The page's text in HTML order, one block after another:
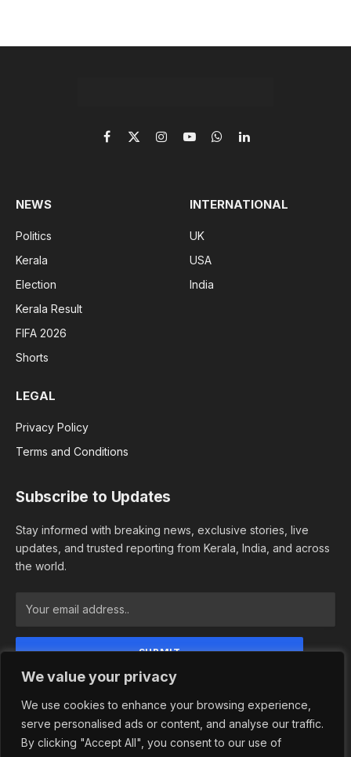
We value your privacy
We use cookies to enhance your browsing experience,
serve personalised ads or content, and analyse our traffic.
By clicking "Accept All", you consent to our use of
Facebook
X
InstagramYouTubeWhatsAppLinkedIn
NEWS
Politics
Kerala
Election
Kerala Result
FIFA 2026
Shorts
INTERNATIONAL
UK
USA
India
LEGAL
Privacy Policy
Terms and Conditions
Subscribe to Updates
Stay informed with breaking news, exclusive stories, live
updates, and trusted reporting from Kerala, India, and across
the world.
By signing up, you agree to the our terms and our
Privacy Policy agreement.